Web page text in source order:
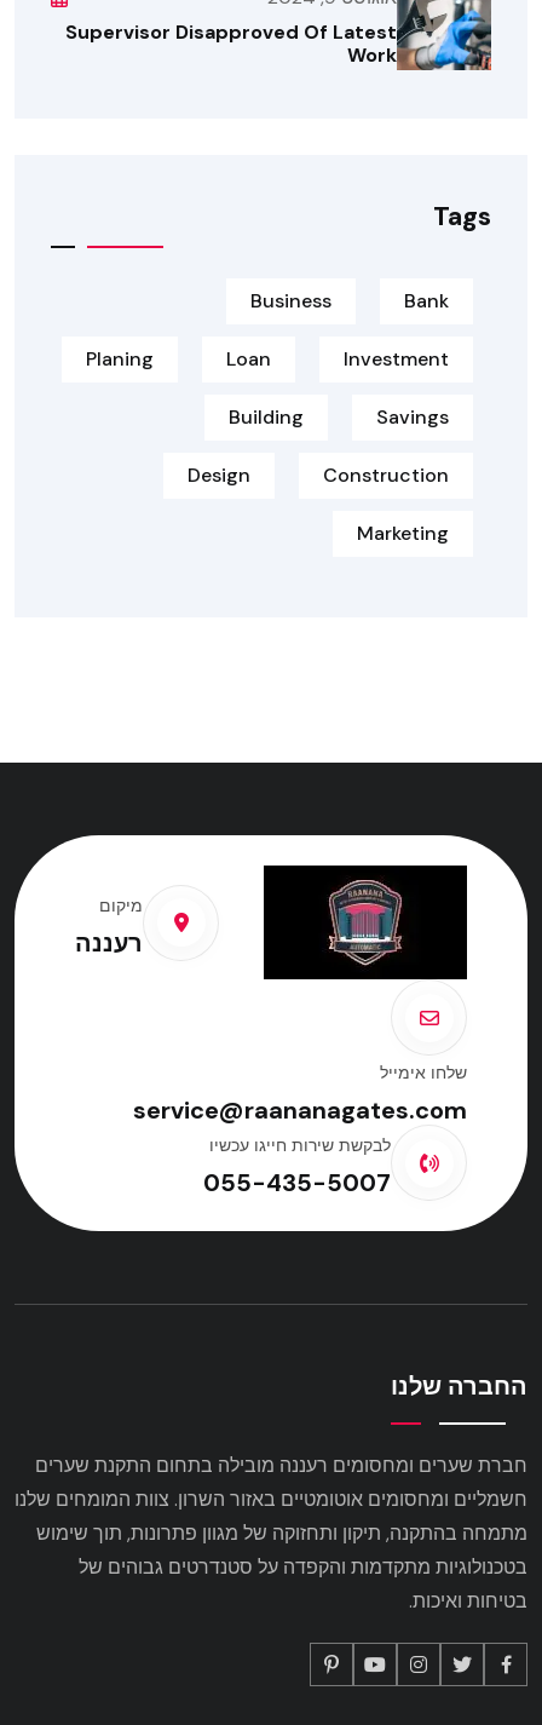
Supervisor Disapproved Of Latest
Work
Tags
Bank
Business
Investment
Loan
Planing
Savings
Building
Construction
Design
Marketing
מיקום
רעננה
שלחו אימייל
service@raananagates.com
לבקשת שירות חייגו עכשיו
055-435-5007
החברה שלנו
חברת שערים ומחסומים רעננה מובילה בתחום התקנת שערים
חשמליים ומחסומים אוטומטיים באזור השרון. צוות המומחים שלנו
מתמחה בהתקנה, תיקון ותחזוקה של מגוון פתרונות, תוך שימוש
בטכנולוגיות מתקדמות והקפדה על סטנדרטים גבוהים של
בטיחות ואיכות.